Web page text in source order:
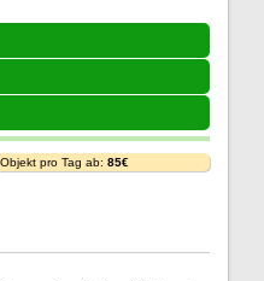
Objekt pro Tag ab: 85€